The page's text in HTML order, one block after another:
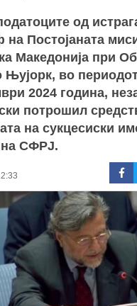
од
на Постојаната
Македонија при
Њујорк, во
2024 година,
потрошил
на сукцесиски
СФРЈ.